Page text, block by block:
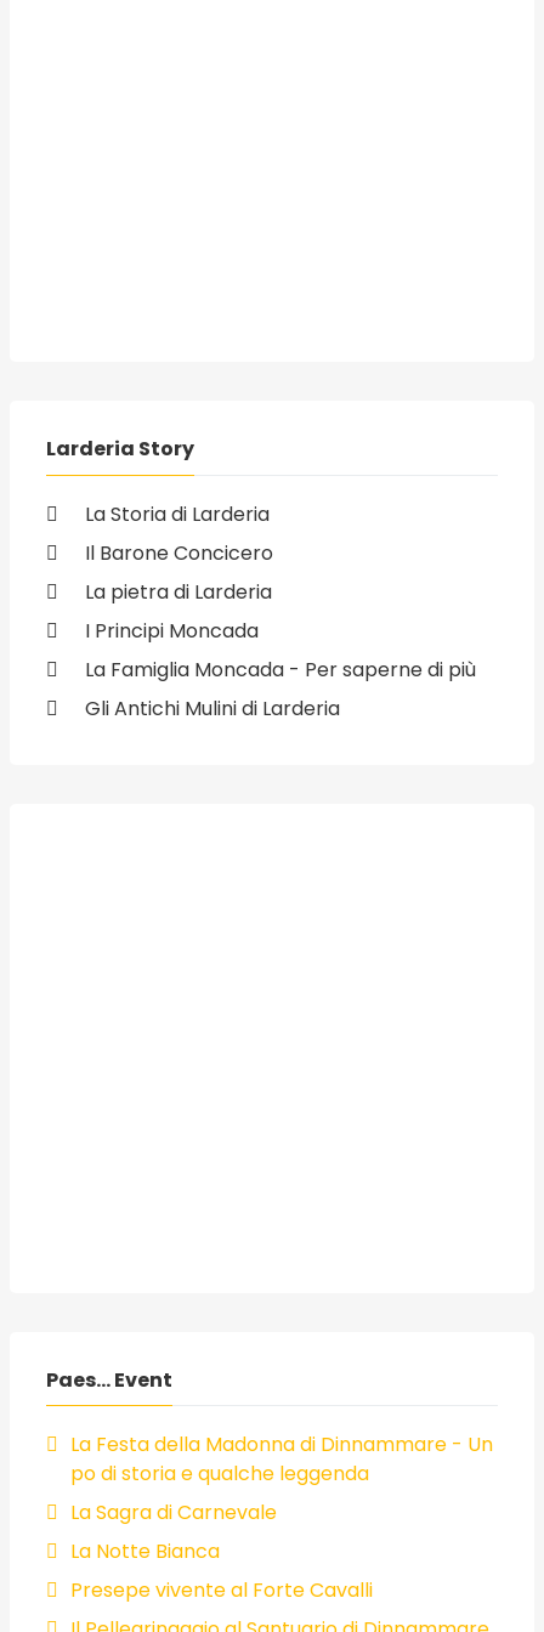
Larderia Story
La Storia di Larderia
Il Barone Concicero
La pietra di Larderia
I Principi Moncada
La Famiglia Moncada - Per saperne di più
Gli Antichi Mulini di Larderia
Paes... Event
La Festa della Madonna di Dinnammare - Un
po di storia e qualche leggenda
La Sagra di Carnevale
La Notte Bianca
Presepe vivente al Forte Cavalli